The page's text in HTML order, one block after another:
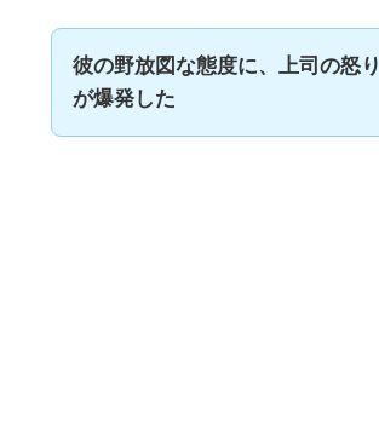
彼の野放図な態度に、上司の怒り
が爆発した